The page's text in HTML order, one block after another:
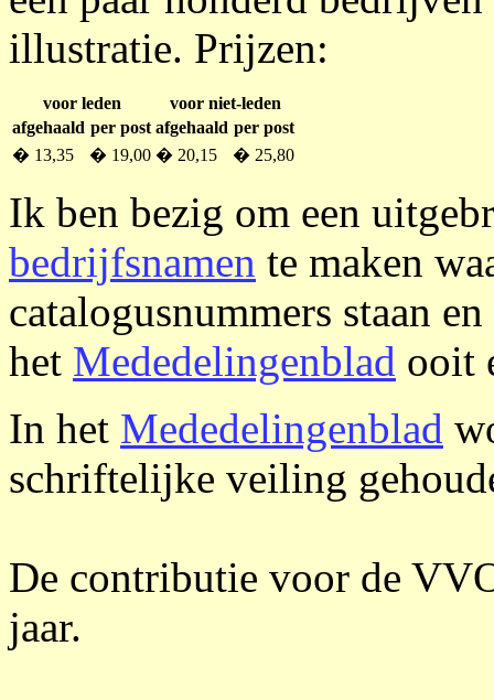
illustratie. Prijzen:
voor leden
voor niet-leden
afgehaald per post afgehaald per post
� 13,35
� 19,00 � 20,15 � 25,80
Ik ben bezig om een
bedrijfsnamen te maken
catalogusnummers staan
het Mededelingenblad ooit
In het Mededelingenblad
schriftelijke veiling
De contributie voor de
jaar.